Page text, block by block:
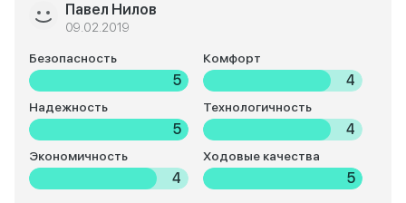
Павел Нилов
09.02.2019
Безопасность
5
Комфорт
4
Надежность
5
Технологичность
4
Экономичность
4
Ходовые качества
5